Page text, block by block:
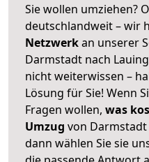
Sie wollen umziehen?
deutschlandweit – wir
Netzwerkan unserer
Darmstadt nach
nicht weiterwissen –
Lösung für Sie! Wenn
Fragen wollen, was
Umzug von Darmstadt
dann wählen Sie sie